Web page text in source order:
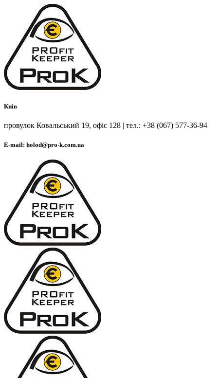
Киів
провулок Ковальський 19, офіс 128 | тел.: +38 (067) 577-36-94
E-mail: holod@pro-k.com.ua